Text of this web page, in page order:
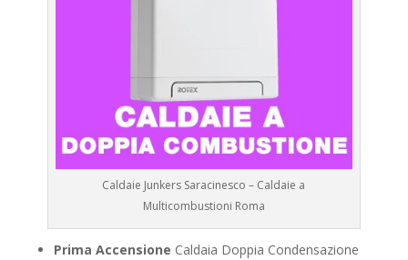
Caldaie Junkers Saracinesco – Caldaie a
Multicombustioni Roma
Prima Accensione Caldaia Doppia Condensazione